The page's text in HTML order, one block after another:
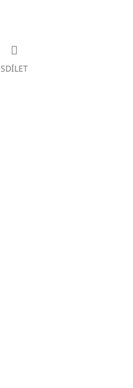
SDÍLET